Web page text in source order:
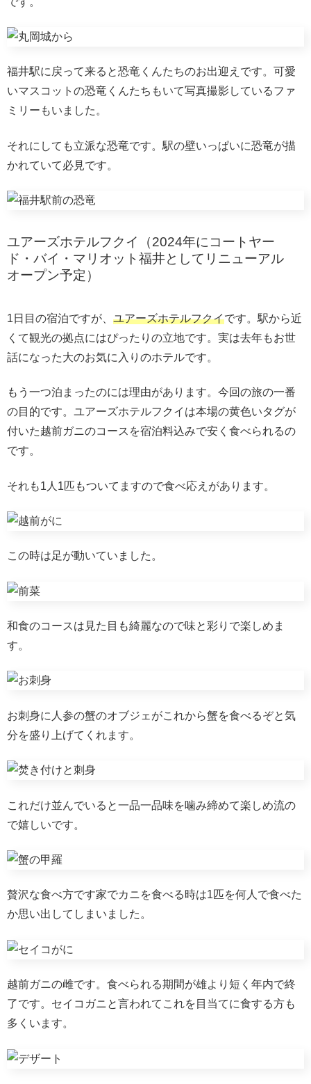
福井駅に戻って来ると恐竜くんたちのお出迎えです。可愛
いマスコットの恐竜くんたちもいて写真撮影しているファ
ミリーもいました。
それにしても立派な恐竜です。駅の壁いっぱいに恐竜が描
かれていて必見です。
ユアーズホテルフクイ（2024年にコートヤー
ド・バイ・マリオット福井としてリニューアル
オープン予定）
1日目の宿泊ですが、 ユアーズホテルフクイです。駅から近
くて観光の拠点にはぴったりの立地です。実は去年もお世
話になった大のお気に入りのホテルです。
もう一つ泊まったのには理由があります。今回の旅の一番
の目的です。ユアーズホテルフクイは本場の黄色いタグが
付いた越前ガニのコースを宿泊料込みで安く食べられるの
です。
それも1人1匹もついてますので食べ応えがあります。
この時は足が動いていました。
和食のコースは見た目も綺麗なので味と彩りで楽しめま
す。
お刺身に人参の蟹のオブジェがこれから蟹を食べるぞと気
分を盛り上げてくれます。
これだけ並んでいると一品一品味を噛み締めて楽しめ流の
で嬉しいです。
贅沢な食べ方です家でカニを食べる時は1匹を何人で食べた
か思い出してしまいました。
越前ガニの雌です。食べられる期間が雄より短く年内で終
了です。セイコガニと言われてこれを目当てに食する方も
多くいます。